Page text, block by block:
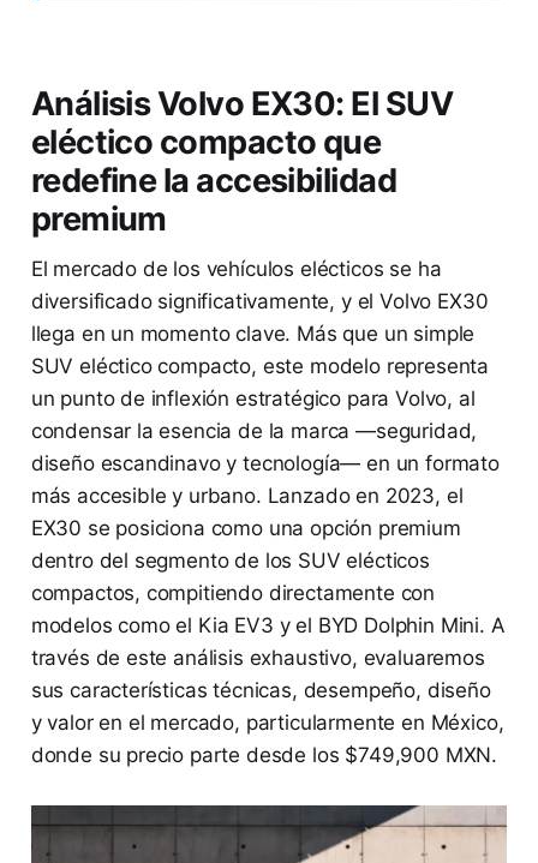
Análisis Volvo EX30: El SUV
eléctico compacto que
redefine la accesibilidad
premium
El mercado de los vehículos elécticos se ha
diversificado significativamente, y el Volvo EX30
llega en un momento clave. Más que un simple
SUV eléctico compacto, este modelo representa
un punto de inflexión estratégico para Volvo, al
condensar la esencia de la marca —seguridad,
diseño escandinavo y tecnología— en un formato
más accesible y urbano. Lanzado en 2023, el
EX30 se posiciona como una opción premium
dentro del segmento de los SUV elécticos
compactos, compitiendo directamente con
modelos como el Kia EV3 y el BYD Dolphin Mini. A
través de este análisis exhaustivo, evaluaremos
sus características técnicas, desempeño, diseño
y valor en el mercado, particularmente en México,
donde su precio parte desde los $749,900 MXN.